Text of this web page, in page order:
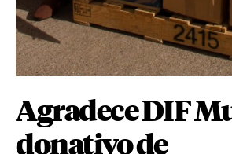
Agradece DIF
donativo de